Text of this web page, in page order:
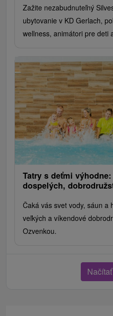
Zažite nezabudnuteľný
ubytovanie v KD Gerlach,
wellness, animátori pre deti
Tatry s deťmi
dospelých,
Čaká vás svet vody, sáun a
veľkých a víkendové
Ozvenkou.